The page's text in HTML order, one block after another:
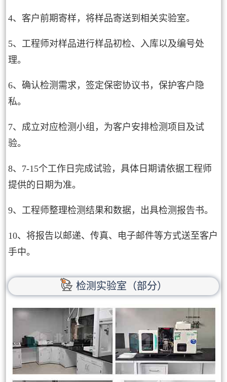
4、客户前期寄样，将样品寄送到相关实验室。
5、工程师对样品进行样品初检、入库以及编号处
理。
6、确认检测需求，签定保密协议书，保护客户隐
私。
7、成立对应检测小组，为客户安排检测项目及试
验。
8、7-15个工作日完成试验，具体日期请依据工程师
提供的日期为准。
9、工程师整理检测结果和数据，出具检测报告书。
10、将报告以邮递、传真、电子邮件等方式送至客户
手中。
检测实验室（部分）